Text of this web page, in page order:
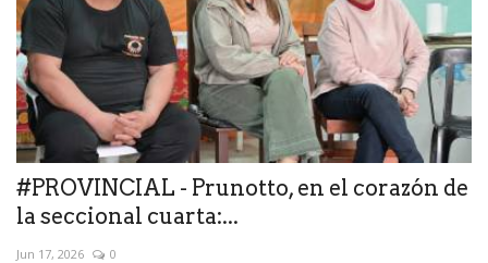
#PROVINCIAL - Prunotto, en el corazón de
la seccional cuarta:...
Jun 17, 2026 0